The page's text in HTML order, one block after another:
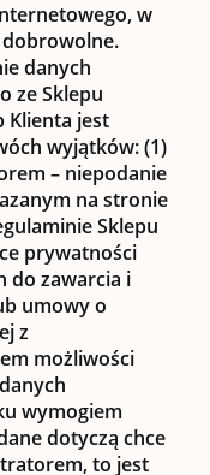
w
danych
ze Sklepu
Klienta jest
wyjątków: (1)
– niepodanie
na stronie
Sklepu
prywatności
do zawarcia i
umowy o
z
możliwości
wymogiem
dotyczą chce
to jest